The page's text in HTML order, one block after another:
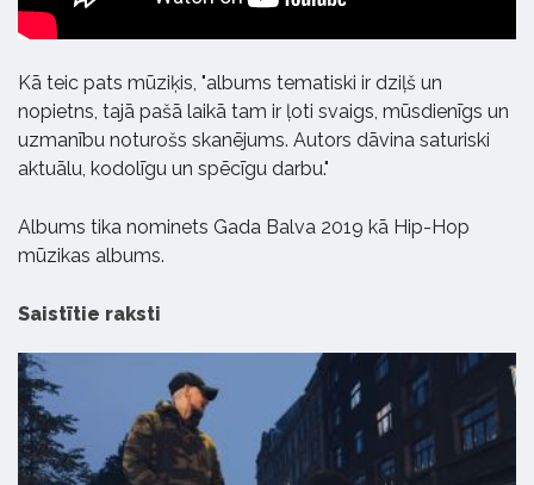
Kā teic pats mūziķis, "albums tematiski ir dziļš un
nopietns, tajā pašā laikā tam ir ļoti svaigs, mūsdienīgs un
uzmanību noturošs skanējums. Autors dāvina saturiski
aktuālu, kodolīgu un spēcīgu darbu."
Albums tika nominets Gada Balva 2019 kā Hip-Hop
mūzikas albums.
Saistītie raksti